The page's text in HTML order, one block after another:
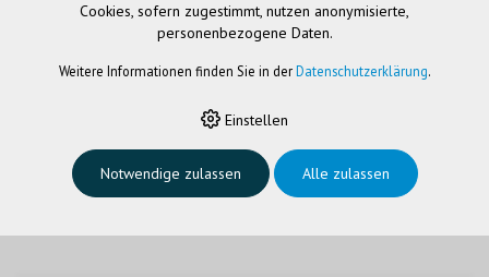
› FLEXIBLE BRILLEN › NANO CUSTOMFIT › NANO KOPFBAND
Nano Kopfband Crew
CF, pink
Cookies, sofern zugestimmt, nutzen anonymisierte,
personenbezogene Daten.
Weitere Informationen finden Sie in derDatenschutzerklärung.
Einstellen
Notwendige zulassen Alle zulassen